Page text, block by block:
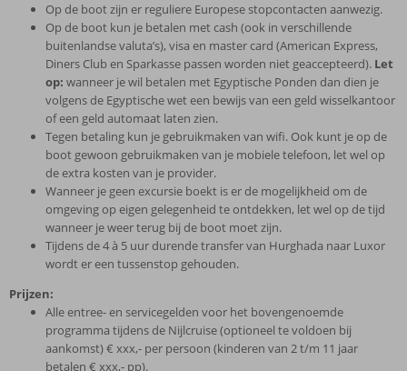
Op de boot zijn er reguliere Europese stopcontacten aanwezig.
Op de boot kun je betalen met cash (ook in verschillende
buitenlandse valuta’s), visa en master card (American Express,
Diners Club en Sparkasse passen worden niet geaccepteerd). Let
op: wanneer je wil betalen met Egyptische Ponden dan dien je
volgens de Egyptische wet een bewijs van een geld wisselkantoor
of een geld automaat laten zien.
Tegen betaling kun je gebruikmaken van wifi. Ook kunt je op de
boot gewoon gebruikmaken van je mobiele telefoon, let wel op
de extra kosten van je provider.
Wanneer je geen excursie boekt is er de mogelijkheid om de
omgeving op eigen gelegenheid te ontdekken, let wel op de tijd
wanneer je weer terug bij de boot moet zijn.
Tijdens de 4 à 5 uur durende transfer van Hurghada naar Luxor
wordt er een tussenstop gehouden.
Prijzen:
Alle entree- en servicegelden voor het bovengenoemde
programma tijdens de Nijlcruise (optioneel te voldoen bij
aankomst) € xxx,- per persoon (kinderen van 2 t/m 11 jaar
betalen € xxx,- pp).